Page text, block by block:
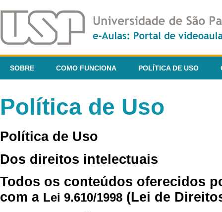
SOBRE COMO FUNCIONA POLÍTICA DE USO
Política de Uso
Política de Uso
Dos direitos intelectuais
Todos os conteúdos oferecidos
com a Lei 9.610/1998 (Lei de